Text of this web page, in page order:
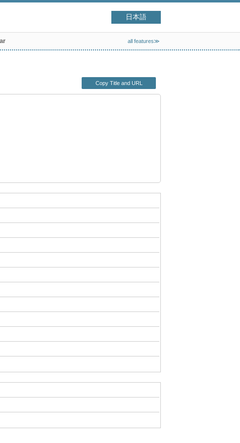
日本語
all features≫
Copy Title and URL